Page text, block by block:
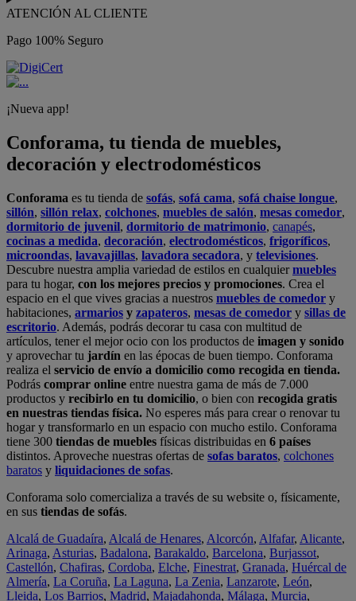
ATENCIÓN AL CLIENTE
Pago 100% Seguro
¡Nueva app!
Conforama, tu tienda de muebles,
decoración y electrodomésticos
Conforama es tu tienda de sofás, sofá cama, sofá chaise longue,
sillón, sillón relax, colchones, muebles de salón, mesas comedor,
dormitorio de juvenil, dormitorio de matrimonio, canapés,
cocinas a medida, decoración, electrodomésticos, frigoríficos,
microondas, lavavajillas, lavadora secadora, y televisiones.
Descubre nuestra amplia variedad de estilos en cualquiermuebles
para tu hogar, con los mejores precios y promociones. Crea el
espacio en el que vives gracias a nuestros muebles de comedor y
habitaciones, armarios y zapateros, mesas de comedor y sillas de
escritorio. Además, podrás decorar tu casa con multitud de
artículos, tener el mejor ocio con los productos de imagen y sonido
y aprovechar tu jardín en las épocas de buen tiempo. Conforama
realiza el servicio de envío a domicilio como recogida en tienda.
Podrás comprar online entre nuestra gama de más de 7.000
productos y recibirlo en tu domicilio, o bien con recogida gratis
en nuestras tiendas física. No esperes más para crear o renovar tu
hogar y transformarlo en un espacio con mucho estilo. Conforama
tiene 300 tiendas de muebles físicas distribuidas en 6 países
distintos. Aproveche nuestras ofertas de sofas baratos, colchones
baratos y liquidaciones de sofas.
Conforama solo comercializa a través de su website o, físicamente,
en sus tiendas de sofás.
Alcalá de Guadaíra, Alcalá de Henares, Alcorcón, Alfafar, Alicante,
Arinaga, Asturias, Badalona, Barakaldo, Barcelona, Burjassot,
Castellón, Chafiras, Cordoba, Elche, Finestrat, Granada, Huércal de
Almería, La Coruña, La Laguna, La Zenia, Lanzarote, León,
Lleida, Los Barrios, Madrid, Majadahonda, Málaga, Murcia,